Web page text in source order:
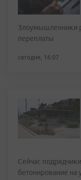
Злоумышленники
переплаты
сегодня, 16:07
Сейчас
бетонирование на